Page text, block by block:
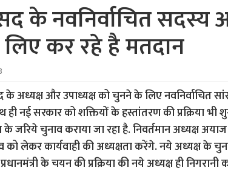
के नवनिर्वाचित सदस्य
कर रहे है मतदान
के अध्यक्ष और उपाध्यक्ष को चुनने के लिए नवनिर्वाचित
ही नई सरकार को शक्तियों के हस्तांतरण की प्रक्रिया भी
जरिये चुनाव कराया जा रहा है. निवर्तमान अध्यक्ष
को लेकर कार्यवाही की अध्यक्षता करेंगे. नये अध्यक्ष के
के चयन की प्रक्रिया की नये अध्यक्ष ही निगरानी